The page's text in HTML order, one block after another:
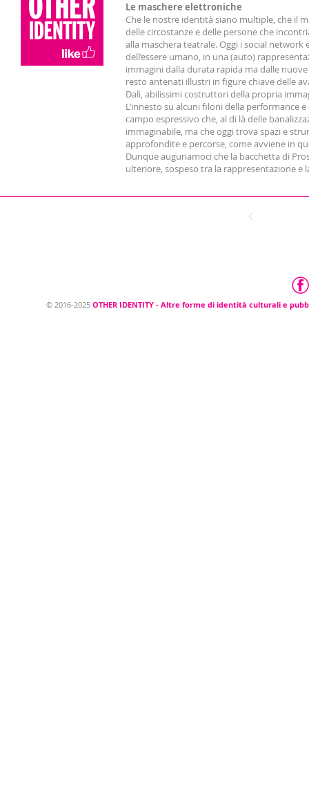
Le maschere elettroniche
Che le nostre identità siano multiple, che il
delle circostanze e delle persone che
alla maschera teatrale. Oggi i social
dell’essere umano, in una (auto)
immagini dalla durata rapida ma dalle
resto antenati illustri in figure chiave delle
Dalì, abilissimi costruttori della propria
L’innesto su alcuni filoni della
campo espressivo che, al di là delle
immaginabile, ma che oggi trova spazi e
approfondite e percorse, come avviene in
Dunque auguriamoci che la bacchetta di
ulteriore, sospeso tra la rappresentazione e
© 2016-2025 OTHER IDENTITY - Altre forme di identità culturali e